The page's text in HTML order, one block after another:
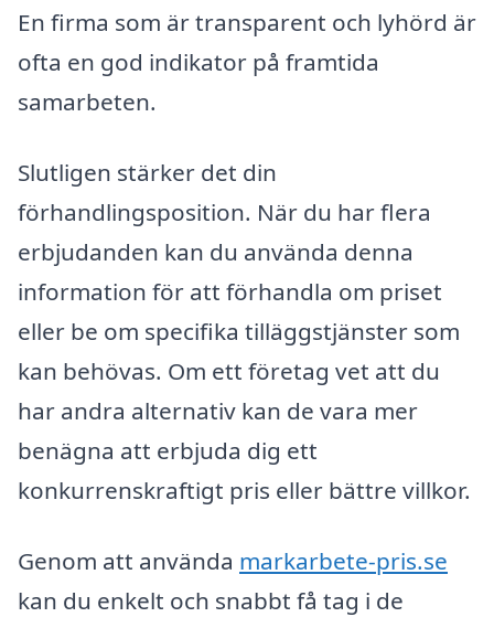
En firma som är transparent och lyhörd är
ofta en god indikator på framtida
samarbeten.
Slutligen stärker det din
förhandlingsposition. När du har flera
erbjudanden kan du använda denna
information för att förhandla om priset
eller be om specifika tilläggstjänster som
kan behövas. Om ett företag vet att du
har andra alternativ kan de vara mer
benägna att erbjuda dig ett
konkurrenskraftigt pris eller bättre villkor.
Genom att använda markarbete-pris.se
kan du enkelt och snabbt få tag i de